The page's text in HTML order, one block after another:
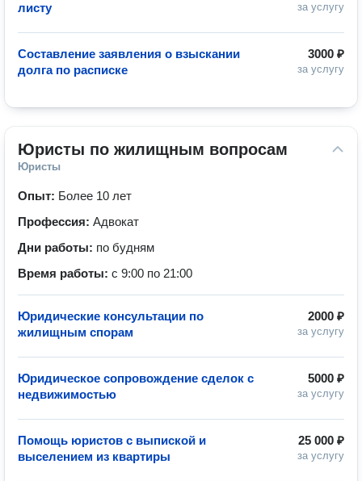
за услугу
листу
3000 ₽
за услугу
Составление заявления о взыскании
долга по расписке
Юристы по жилищным вопросам
Юристы
Опыт: Более 10 лет
Профессия: Адвокат
Дни работы: по будням
Время работы: с 9:00 по 21:00
2000 ₽
за услугу
Юридические консультации по
жилищным спорам
5000 ₽
за услугу
Юридическое сопровождение сделок с
недвижимостью
25 000 ₽
за услугу
Помощь юристов с выпиской и
выселением из квартиры